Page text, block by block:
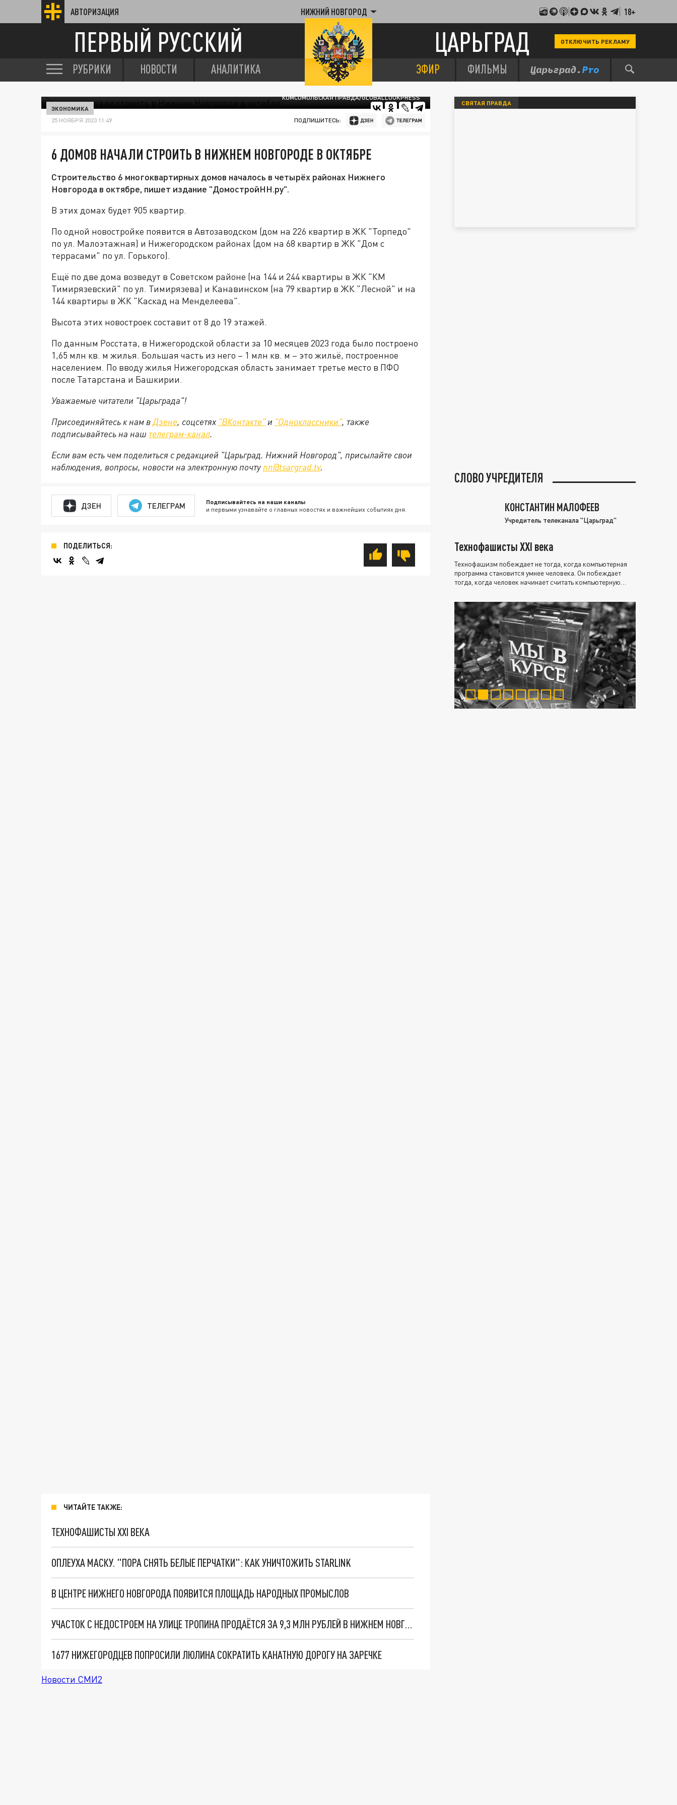
АВТОРИЗАЦИЯ НИЖНИЙ НОВГОРОД 18+
ПЕРВЫЙ РУССКИЙ ЦАРЬГРАД ОТКЛЮЧИТЬ РЕКЛАМУ
РУБРИКИ НОВОСТИ АНАЛИТИКА ЭФИР ФИЛЬМЫ
КОМСОМОЛЬСКАЯ ПРАВДА/GLOBALLOOKPRESS
ЭКОНОМИКА
25 НОЯБРЯ 2023 11:49 ПОДПИШИТЕСЬ:
6 ДОМОВ НАЧАЛИ СТРОИТЬ В НИЖНЕМ НОВГОРОДЕ В ОКТЯБРЕ
Строительство 6 многоквартирных домов началось в четырёх районах Нижнего
Новгорода в октябре, пишет издание "ДомостройНН.ру".
В этих домах будет 905 квартир.
По одной новостройке появится в Автозаводском (дом на 226 квартир в ЖК "Торпедо"
по ул. Малоэтажная) и Нижегородском районах (дом на 68 квартир в ЖК "Дом с
террасами" по ул. Горького).
Ещё по две дома возведут в Советском районе (на 144 и 244 квартиры в ЖК "КМ
Тимирязевский" по ул. Тимирязева) и Канавинском (на 79 квартир в ЖК "Лесной" и на
144 квартиры в ЖК "Каскад на Менделеева".
Высота этих новостроек составит от 8 до 19 этажей.
По данным Росстата, в Нижегородской области за 10 месяцев 2023 года было построено
1,65 млн кв. м жилья. Большая часть из него – 1 млн кв. м – это жильё, построенное
населением. По вводу жилья Нижегородская область занимает третье место в ПФО
после Татарстана и Башкирии.
Уважаемые читатели "Царьграда"!
Присоединяйтесь к нам вДзене, соцсетях "ВКонтакте"и "Одноклассники", также
подписывайтесь на наш телеграм-канал.
Если вам есть чем поделиться с редакцией "Царьград. Нижний Новгород", присылайте свои
наблюдения, вопросы, новости на электронную почту nn@tsargrad.tv.
ДЗЕН ТЕЛЕГРАМ Подписывайтесь на наши каналы
и первыми узнавайте о главных новостях и важнейших событиях дня.
ПОДЕЛИТЬСЯ:
ЧИТАЙТЕ ТАКЖЕ:
ТЕХНОФАШИСТЫ XXI ВЕКА
ОПЛЕУХА МАСКУ. "ПОРА СНЯТЬ БЕЛЫЕ ПЕРЧАТКИ": КАК УНИЧТОЖИТЬ STARLINK
В ЦЕНТРЕ НИЖНЕГО НОВГОРОДА ПОЯВИТСЯ ПЛОЩАДЬ НАРОДНЫХ ПРОМЫСЛОВ
УЧАСТОК С НЕДОСТРОЕМ НА УЛИЦЕ ТРОПИНА ПРОДАЁТСЯ ЗА 9,3 МЛН РУБЛЕЙ В НИЖНЕМ НОВГОРОДЕ
1677 НИЖЕГОРОДЦЕВ ПОПРОСИЛИ ЛЮЛИНА СОКРАТИТЬ КАНАТНУЮ ДОРОГУ НА ЗАРЕЧКЕ
Новости СМИ2
СВЯТАЯ ПРАВДА
СЛОВО УЧРЕДИТЕЛЯ
КОНСТАНТИН МАЛОФЕЕВ
Учредитель телеканала "Царьград"
Технофашисты XXI века
Технофашизм побеждает не тогда, когда компьютерная
программа становится умнее человека. Он побеждает
тогда, когда человек начинает считать компьютерную